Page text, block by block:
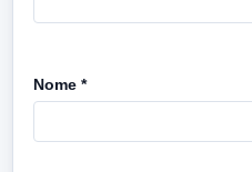
Nome *